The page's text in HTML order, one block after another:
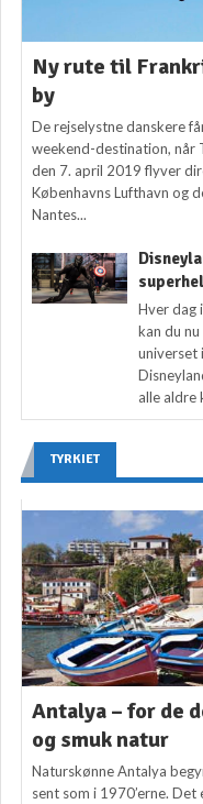
Ny rute til
by
De rejselystne danskere
weekend-destination, når
den 7. april 2019 flyver
Københavns Lufthavn og
Nantes...
Hver dag
kan du
universet
alle aldre
TYRKIET
Antalya – for de
og smuk natur
Naturskønne Antalya
sent som i 1970’erne. Det